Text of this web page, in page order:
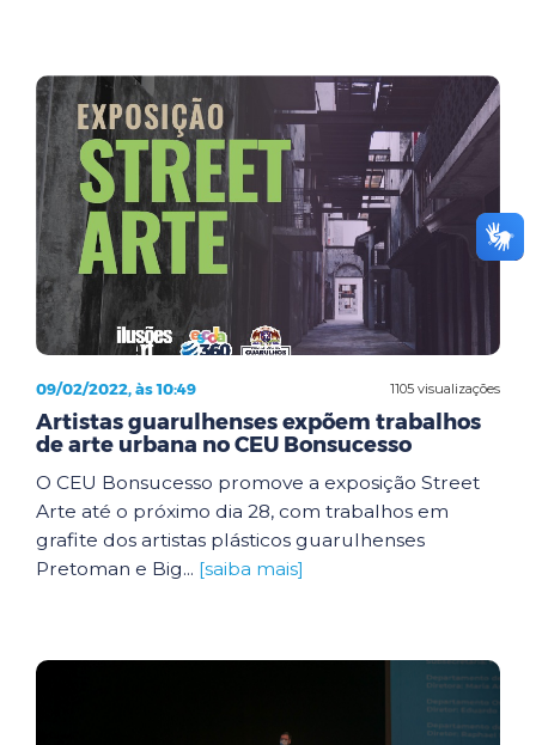
1105 visualizações
09/02/2022, às 10:49
Artistas guarulhenses expõem trabalhos
de arte urbana no CEU Bonsucesso
O CEU Bonsucesso promove a exposição Street
Arte até o próximo dia 28, com trabalhos em
grafite dos artistas plásticos guarulhenses
Pretoman e Big... [saiba mais]